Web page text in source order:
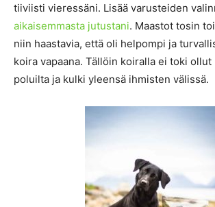
tiiviisti vieressäni. Lisää varusteiden
aikaisemmasta jutustani. Maastot tosin
niin haastavia, että oli helpompi ja
koira vapaana. Tällöin koiralla ei toki ollut
poluilta ja kulki yleensä ihmisten välissä.